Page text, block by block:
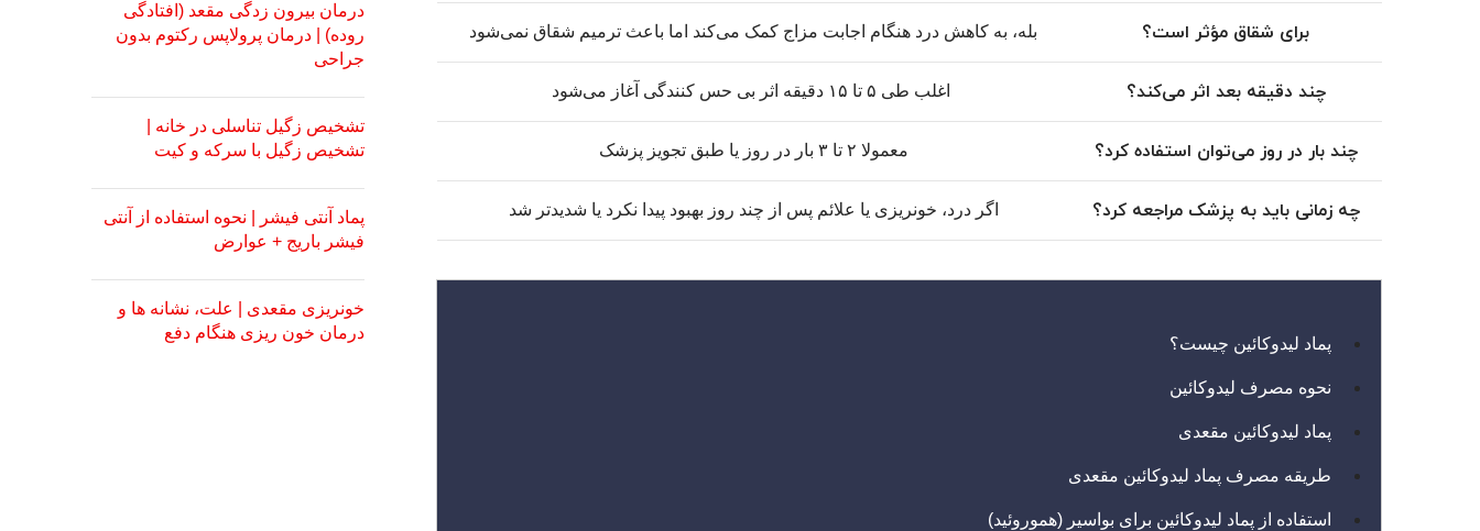
برای شقاق مؤثر است؟ بله، به کاهش درد هنگام اجابت مزاج کمک می‌کند اما باعث ترمیم شقاق نمی‌شود
چند دقیقه بعد اثر می‌کند؟ اغلب طی ۵ تا ۱۵ دقیقه اثر بی‌ حس‌ کنندگی آغاز می‌شود
چند بار در روز می‌توان استفاده کرد؟ معمولا ۲ تا ۳ بار در روز یا طبق تجویز پزشک
چه زمانی باید به پزشک مراجعه کرد؟ اگر درد، خونریزی یا علائم پس از چند روز بهبود پیدا نکرد یا شدیدتر شد
پماد لیدوکائین چیست؟
نحوه مصرف لیدوکائین
پماد لیدوکائین مقعدی
طریقه مصرف پماد لیدوکائین مقعدی
استفاده از پماد لیدوکائین برای بواسیر (هموروئید)
درمان بیرون زدگی مقعد (افتادگی
روده) | درمان پرولاپس رکتوم بدون
جراحی
تشخیص زگیل تناسلی در خانه |
تشخیص زگیل با سرکه و کیت
پماد آنتی فیشر | نحوه استفاده از آنتی
فیشر باریج + عوارض
خونریزی مقعدی | علت، نشانه ها و
درمان خون ریزی هنگام دفع